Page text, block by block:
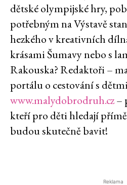
dětské olympijské hry,
potřebným na Výstavě
hezkého v kreativních
krásami Šumavy nebo s
Rakouska? Redaktoři –
portálu o cestování s
www.malydobrodruh.cz–
kteří pro děti hledají
budou skutečně bavit!
Reklama